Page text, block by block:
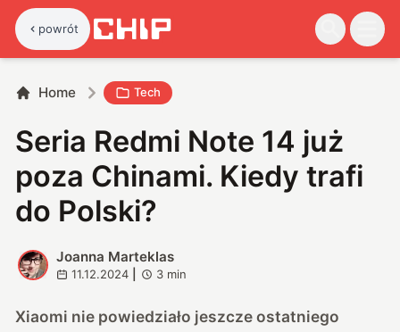
powrót
Home Tech
Seria Redmi Note 14 już
poza Chinami. Kiedy trafi
do Polski?
J
Joanna Marteklas
11.12.2024 3 min
Xiaomi nie powiedziało jeszcze ostatniego